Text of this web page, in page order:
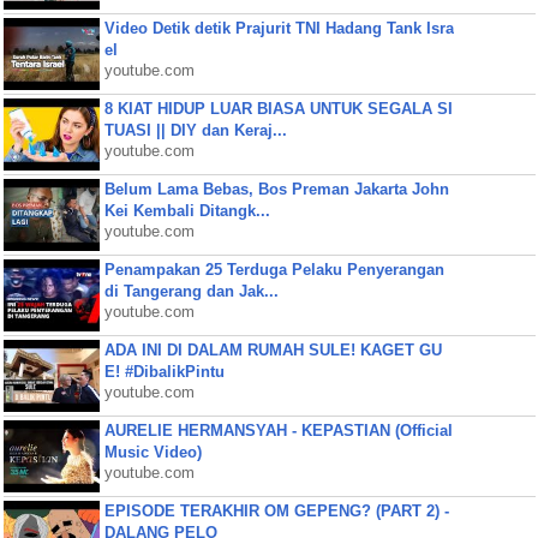
Video Detik detik Prajurit TNI Hadang Tank Isra
el
youtube.com
8 KIAT HIDUP LUAR BIASA UNTUK SEGALA SI
TUASI || DIY dan Keraj...
youtube.com
Belum Lama Bebas, Bos Preman Jakarta John
Kei Kembali Ditangk...
youtube.com
Penampakan 25 Terduga Pelaku Penyerangan
di Tangerang dan Jak...
youtube.com
ADA INI DI DALAM RUMAH SULE! KAGET GU
E! #DibalikPintu
youtube.com
AURELIE HERMANSYAH - KEPASTIAN (Official
Music Video)
youtube.com
EPISODE TERAKHIR OM GEPENG? (PART 2) -
DALANG PELO